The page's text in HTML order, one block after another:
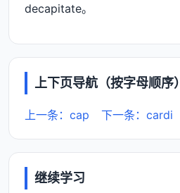
decapitate。
上下页导航（按字母顺序）
上一条：cap 下一条：cardi
继续学习